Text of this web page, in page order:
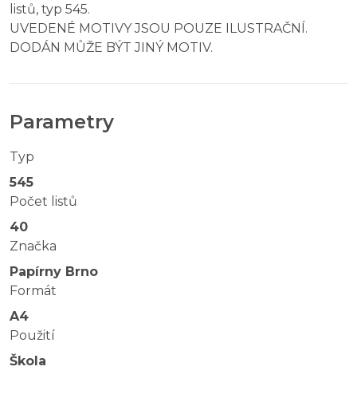
listů, typ 545.
UVEDENÉ MOTIVY JSOU POUZE ILUSTRAČNÍ.
DODÁN MŮŽE BÝT JINÝ MOTIV.
Parametry
Typ
545
Počet listů
40
Značka
Papírny Brno
Formát
A4
Použití
Škola